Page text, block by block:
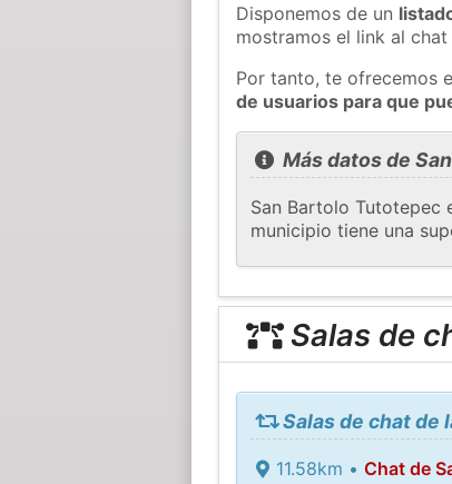
Disponemos de un
mostramos el link al
Por tanto, te ofrecemos
de usuarios para que
Más datos de
San Bartolo Tutotepec
municipio tiene una
Salas de
Salas de chat de
11.58km • Chat de